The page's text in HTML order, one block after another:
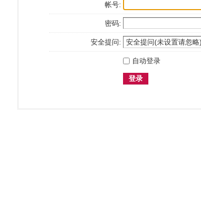
帐号:
密码:
安全提问:
自动登录
登录